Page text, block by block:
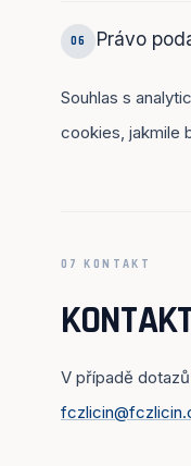
06 Právo
Souhlas s
cookies, jakmile
07 KONTAKT
V případě